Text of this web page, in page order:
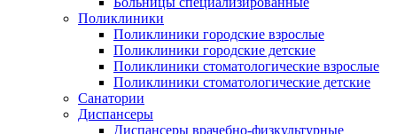
Поликлиники
Поликлиники городские взрослые
Поликлиники городские детские
Поликлиники стоматологические взрослые
Поликлиники стоматологические детские
Санатории
Диспансеры
Диспансеры врачебно-физкультурные